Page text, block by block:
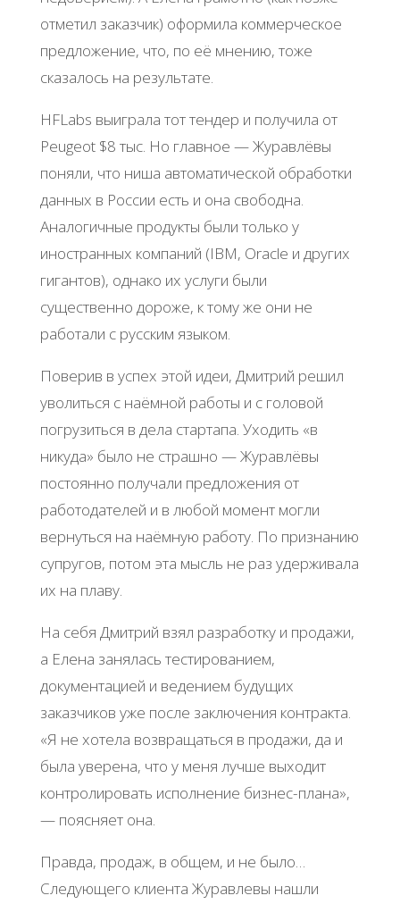
отметил заказчик) оформила коммерческое
предложение, что, по её мнению, тоже
сказалось на результате.
HFLabs выиграла тот тендер и получила от
Peugeot $8 тыс. Но главное — Журавлёвы
поняли, что ниша автоматической обработки
данных в России есть и она свободна.
Аналогичные продукты были только у
иностранных компаний (IBM, Oracle и других
гигантов), однако их услуги были
существенно дороже, к тому же они не
работали с русским языком.
Поверив в успех этой идеи, Дмитрий решил
уволиться с наёмной работы и с головой
погрузиться в дела стартапа. Уходить «в
никуда» было не страшно — Журавлёвы
постоянно получали предложения от
работодателей и в любой момент могли
вернуться на наёмную работу. По признанию
супругов, потом эта мысль не раз удерживала
их на плаву.
На себя Дмитрий взял разработку и продажи,
а Елена занялась тестированием,
документацией и ведением будущих
заказчиков уже после заключения контракта.
«Я не хотела возвращаться в продажи, да и
была уверена, что у меня лучше выходит
контролировать исполнение бизнес-плана»,
— поясняет она.
Правда, продаж, в общем, и не было…
Следующего клиента Журавлевы нашли